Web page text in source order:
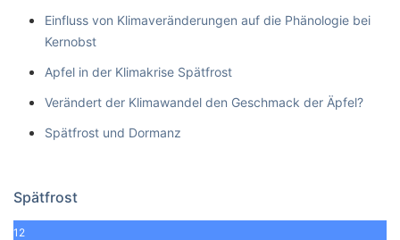
Einfluss von Klimaveränderungen auf die Phänologie bei
Kernobst
Apfel in der Klimakrise Spätfrost
Verändert der Klimawandel den Geschmack der Äpfel?
Spätfrost und Dormanz
Spätfrost
12